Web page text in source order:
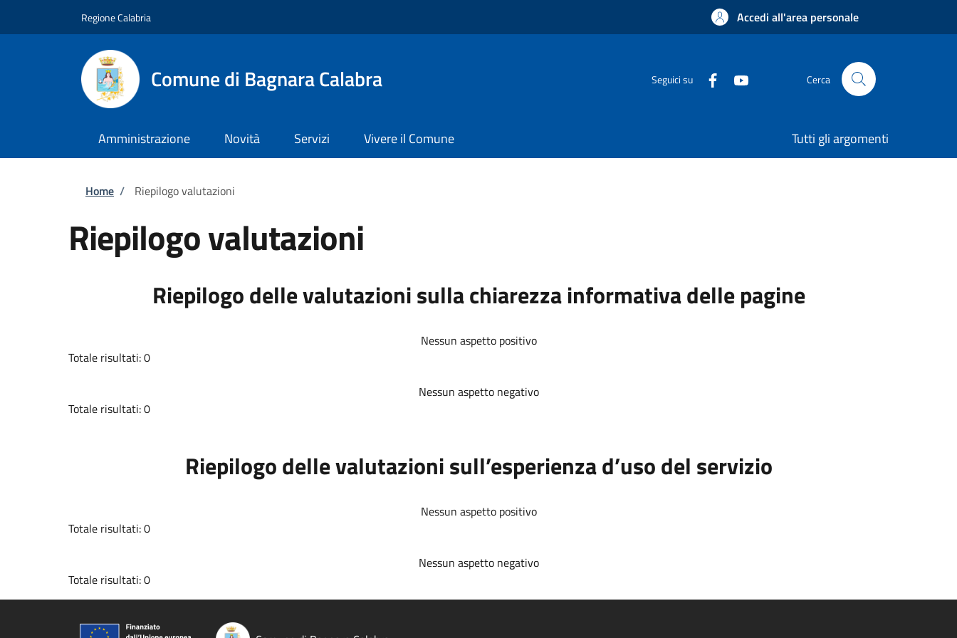
Regione Calabria Accedi all'area personale
Comune di Bagnara Calabra Seguici su Cerca
Amministrazione Novità Servizi Vivere il Comune Tutti gli argomenti
Briciole di pane
Home / Riepilogo valutazioni
Riepilogo valutazioni
Riepilogo delle valutazioni sulla chiarezza informativa delle pagine
Nessun aspetto positivo
Totale risultati: 0
Nessun aspetto negativo
Totale risultati: 0
Riepilogo delle valutazioni sull’esperienza d’uso del servizio
Nessun aspetto positivo
Totale risultati: 0
Nessun aspetto negativo
Totale risultati: 0